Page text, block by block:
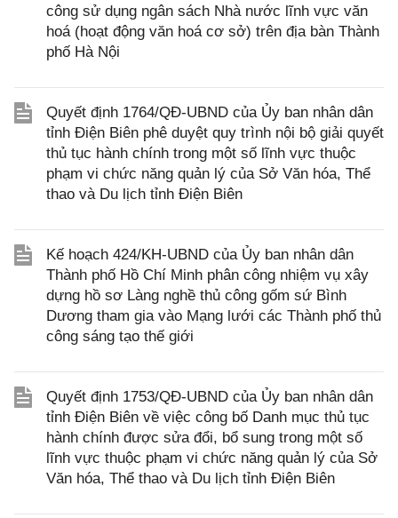
công sử dụng ngân sách Nhà nước lĩnh vực văn
hoá (hoạt động văn hoá cơ sở) trên địa bàn Thành
phố Hà Nội
Quyết định 1764/QĐ-UBND của Ủy ban nhân dân
tỉnh Điện Biên phê duyệt quy trình nội bộ giải quyết
thủ tục hành chính trong một số lĩnh vực thuộc
phạm vi chức năng quản lý của Sở Văn hóa, Thể
thao và Du lịch tỉnh Điện Biên
Kế hoạch 424/KH-UBND của Ủy ban nhân dân
Thành phố Hồ Chí Minh phân công nhiệm vụ xây
dựng hồ sơ Làng nghề thủ công gốm sứ Bình
Dương tham gia vào Mạng lưới các Thành phố thủ
công sáng tạo thế giới
Quyết định 1753/QĐ-UBND của Ủy ban nhân dân
tỉnh Điện Biên về việc công bố Danh mục thủ tục
hành chính được sửa đổi, bổ sung trong một số
lĩnh vực thuộc phạm vi chức năng quản lý của Sở
Văn hóa, Thể thao và Du lịch tỉnh Điện Biên